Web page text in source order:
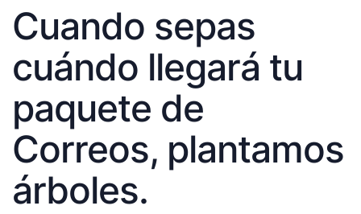
Cuando sepas
cuándo llegará tu
paquete de
Correos, plantamos
árboles.